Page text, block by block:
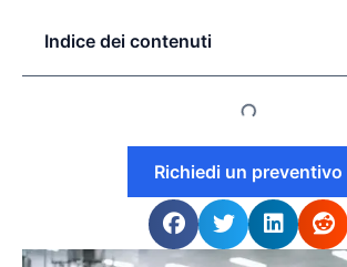
Indice dei contenuti
Richiedi un preventivo